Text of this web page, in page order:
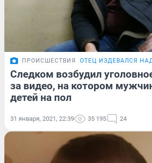
ПРОИСШЕСТВИЯ ОТЕЦ ИЗДЕВАЛСЯ
Следком возбудил
за видео, на котором
детей на пол
31 января, 2021, 22:39 35 195 24